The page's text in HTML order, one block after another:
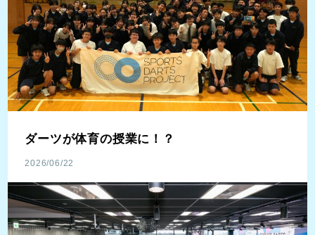
ダーツが体育の授業に！？
2026/06/22